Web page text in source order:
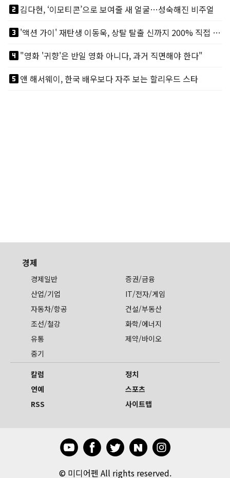
looks_two김다현, ‘이모티콘’으로 보여줄 새 얼굴…성숙해진 비주얼
looks_3
'액션 가이' 재탄생 이동욱, 상탈 탈출 신까지 200% 직접 소화
looks_4"영화 '귀향'은 반일 영화 아니다, 과거 직면해야 한다"
looks_5앤 해서웨이, 한국 배우보다 자주 보는 할리우드 스타
경제
경제일반
증권/금융
산업/기업
IT/전자/게임
자동차/항공
건설/부동산
조선/철강
화학/에너지
유통
제약/바이오
중기
칼럼
정치
연예
스포츠
RSS
사이트맵
© 미디어펜 All rights reserved.